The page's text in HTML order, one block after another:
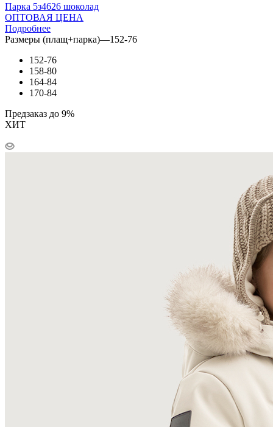
Парка 5з4626 шоколад
ОПТОВАЯ ЦЕНА
Подробнее
Размеры (плащ+парка)—152-76
152-76
158-80
164-84
170-84
Предзаказ до 9%
ХИТ